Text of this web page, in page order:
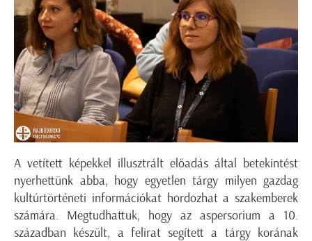
A vetített képekkel illusztrált előadás által betekintést
nyerhettünk abba, hogy egyetlen tárgy milyen gazdag
kultúrtörténeti információkat hordozhat a szakemberek
számára. Megtudhattuk, hogy az aspersorium a 10.
században készült, a felirat segített a tárgy korának